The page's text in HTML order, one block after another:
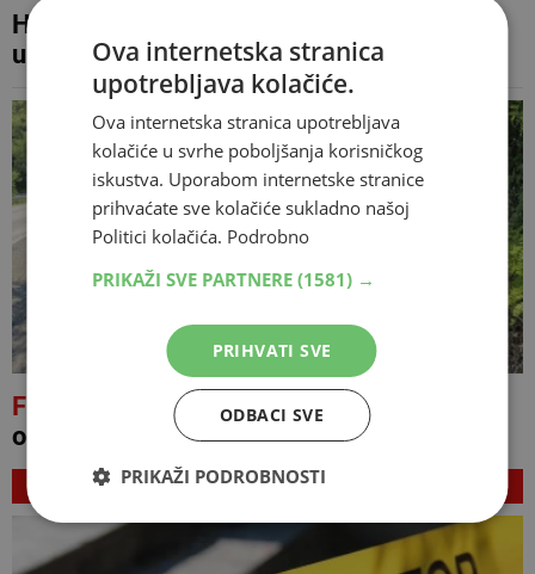
Horde zla neće u Mostar, žestoko prozvali
upravu
FOTO
Ekološki aktivist u jednom danu
očistio ulaze u četiri hercegovačka grada
NAJNOVIJE
Ova internetska stranica
upotrebljava kolačiće.
Ova internetska stranica upotrebljava
kolačiće u svrhe poboljšanja korisničkog
iskustva. Uporabom internetske stranice
prihvaćate sve kolačiće sukladno našoj
Politici kolačića. Podrobno
PRIKAŽI SVE PARTNERE (1581) →
PRIHVATI SVE
ODBACI SVE
PRIKAŽI PODROBNOSTI